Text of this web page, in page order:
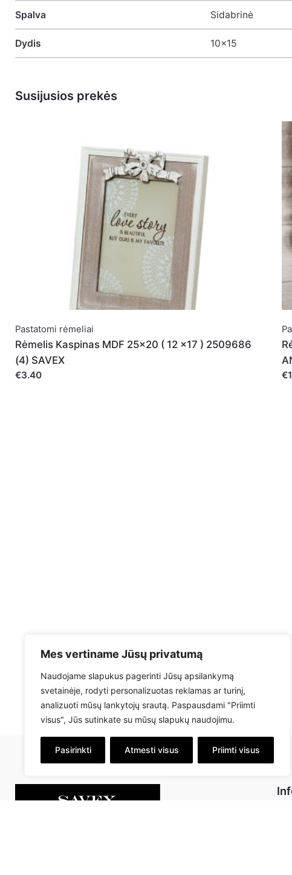
Mes vertiname Jūsų privatumą
Naudojame slapukus pagerinti Jūsų apsilankymą
svetainėje, rodyti personalizuotas reklamas ar turinį,
analizuoti mūsų lankytojų srautą. Paspausdami "Priimti
visus", Jūs sutinkate su mūsų slapukų naudojimu.
Pasirinkti Atmesti visus Priimti visus
Spalva Sidabrinė
Dydis 10×15
Būkite pirmasis parašęs atsiliepimą apie
Įvertinkite prekę:
PALIKITE ATSAKYMĄ
El. paštas
Noriu savo interneto naršyklėje išsaugoti vardą, el.
Susijusios prekės
Pastatomi rėmeliai
Rėmelis Kaspinas MDF 25x20 ( 12 x17 ) 2509686
(4) SAVEX
€3.40